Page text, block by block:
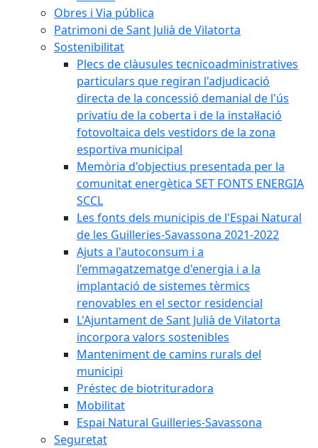
Obres i Via pública
Patrimoni de Sant Julià de Vilatorta
Sostenibilitat
Plecs de clàusules tecnicoadministratives
particulars que regiran l'adjudicació
directa de la concessió demanial de l'ús
privatiu de la coberta i de la instal·lació
fotovoltaica dels vestidors de la zona
esportiva municipal
Memòria d'objectius presentada per la
comunitat energètica SET FONTS ENERGIA
SCCL
Les fonts dels municipis de l'Espai Natural
de les Guilleries-Savassona 2021-2022
Ajuts a l'autoconsum i a
l'emmagatzematge d'energia i a la
implantació de sistemes tèrmics
renovables en el sector residencial
L'Ajuntament de Sant Julià de Vilatorta
incorpora valors sostenibles
Manteniment de camins rurals del
municipi
Préstec de biotrituradora
Mobilitat
Espai Natural Guilleries-Savassona
Seguretat